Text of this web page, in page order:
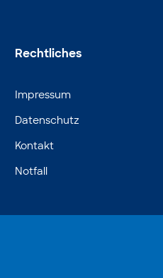
Rechtliches
Impressum
Datenschutz
Kontakt
Notfall